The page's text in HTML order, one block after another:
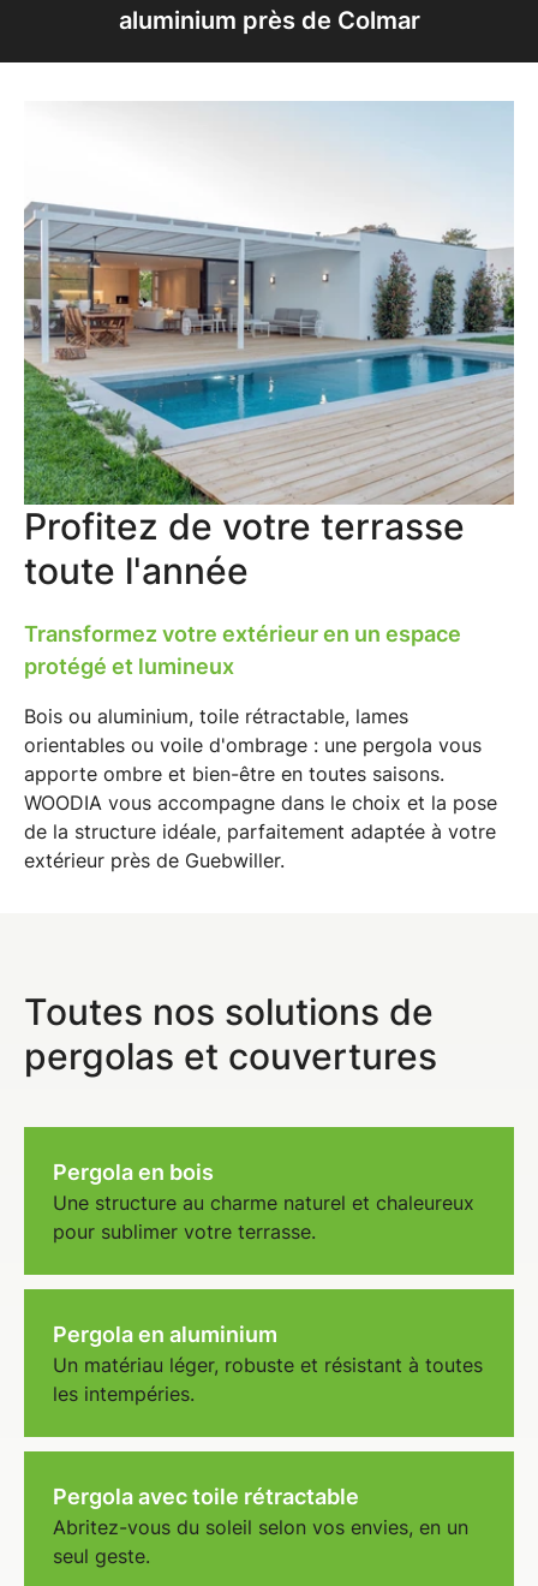
aluminium près de Colmar
Profitez de votre terrasse
toute l'année
Transformez votre extérieur en un espace
protégé et lumineux
Bois ou aluminium, toile rétractable, lames
orientables ou voile d'ombrage : une pergola vous
apporte ombre et bien-être en toutes saisons.
WOODIA vous accompagne dans le choix et la pose
de la structure idéale, parfaitement adaptée à votre
extérieur près de Guebwiller.
Toutes nos solutions de
pergolas et couvertures
Pergola en bois
Une structure au charme naturel et chaleureux
pour sublimer votre terrasse.
Pergola en aluminium
Un matériau léger, robuste et résistant à toutes
les intempéries.
Pergola avec toile rétractable
Abritez-vous du soleil selon vos envies, en un
seul geste.